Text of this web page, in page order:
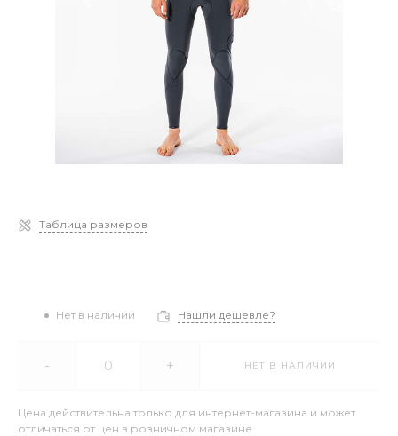
Таблица размеров
Нет в наличии Нашли дешевле?
- + НЕТ В НАЛИЧИИ
Цена действительна только для интернет-магазина и может
отличаться от цен в розничном магазине